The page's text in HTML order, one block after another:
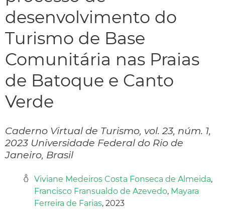
desenvolvimento do
Turismo de Base
Comunitária nas Praias
de Batoque e Canto
Verde
Caderno Virtual de Turismo, vol. 23, núm. 1,
2023 Universidade Federal do Rio de
Janeiro, Brasil
Viviane Medeiros Costa Fonseca de Almeida,
Francisco Fransualdo de Azevedo, Mayara
Ferreira de Farias, 2023